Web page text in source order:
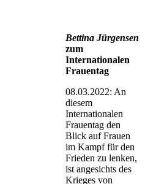
Bettina Jürgensen
zum
Internationalen
Frauentag
08.03.2022: An
diesem
Internationalen
Frauentag den
Blick auf Frauen
im Kampf für den
Frieden zu lenken,
ist angesichts des
Krieges von